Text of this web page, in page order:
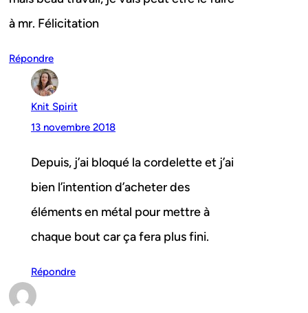
à mr. Félicitation
Répondre
Knit Spirit
13 novembre 2018
Depuis, j’ai bloqué la cordelette et j’ai
bien l’intention d’acheter des
éléments en métal pour mettre à
chaque bout car ça fera plus fini.
Répondre